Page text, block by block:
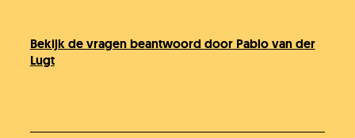
Bekijk de vragen beantwoord door Pablo van der
Lugt
Jullie vragen